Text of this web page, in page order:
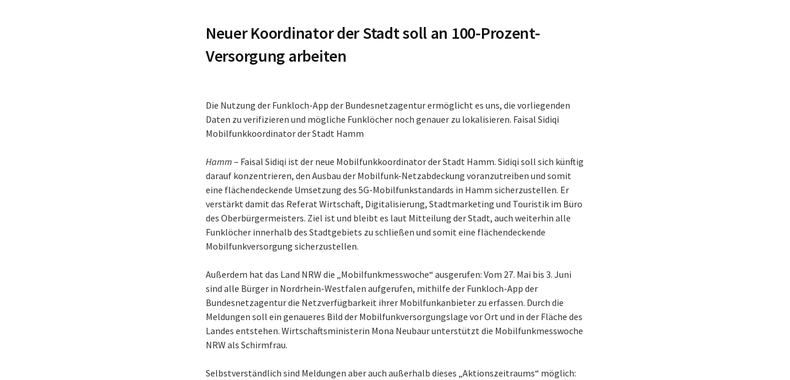
Neuer Koordinator der Stadt soll an 100-Prozent-
Versorgung arbeiten
Die Nutzung der Funkloch-App der Bundesnetzagentur ermöglicht es uns, die vorliegenden
Daten zu verifizieren und mögliche Funklöcher noch genauer zu lokalisieren. Faisal Sidiqi
Mobilfunkkoordinator der Stadt Hamm
Hamm – Faisal Sidiqi ist der neue Mobilfunkkoordinator der Stadt Hamm. Sidiqi soll sich künftig
darauf konzentrieren, den Ausbau der Mobilfunk-Netzabdeckung voranzutreiben und somit
eine flächendeckende Umsetzung des 5G-Mobilfunkstandards in Hamm sicherzustellen. Er
verstärkt damit das Referat Wirtschaft, Digitalisierung, Stadtmarketing und Touristik im Büro
des Oberbürgermeisters. Ziel ist und bleibt es laut Mitteilung der Stadt, auch weiterhin alle
Funklöcher innerhalb des Stadtgebiets zu schließen und somit eine flächendeckende
Mobilfunkversorgung sicherzustellen.
Außerdem hat das Land NRW die „Mobilfunkmesswoche“ ausgerufen: Vom 27. Mai bis 3. Juni
sind alle Bürger in Nordrhein-Westfalen aufgerufen, mithilfe der Funkloch-App der
Bundesnetzagentur die Netzverfügbarkeit ihrer Mobilfunkanbieter zu erfassen. Durch die
Meldungen soll ein genaueres Bild der Mobilfunkversorgungslage vor Ort und in der Fläche des
Landes entstehen. Wirtschaftsministerin Mona Neubaur unterstützt die Mobilfunkmesswoche
NRW als Schirmfrau.
Selbstverständlich sind Meldungen aber auch außerhalb dieses „Aktionszeitraums“ möglich: